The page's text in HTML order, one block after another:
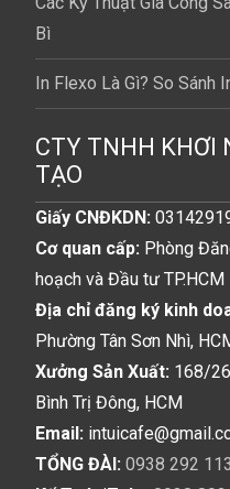
Bì
In Flexo Là Gì? So Sánh
CTY TNHH KHƠI
TẠO
Giấy CNĐKDN:
Cơ quan cấp: Phòng
hoạch và Đầu tư TP.HCM
Địa chỉ đăng ký kinh
Phường Tân Sơn Nhì,
Xưởng Sản Xuất: 168/
Bình Trị Đông, HCM
Email:
TỔNG ĐÀI: 0938 292 113